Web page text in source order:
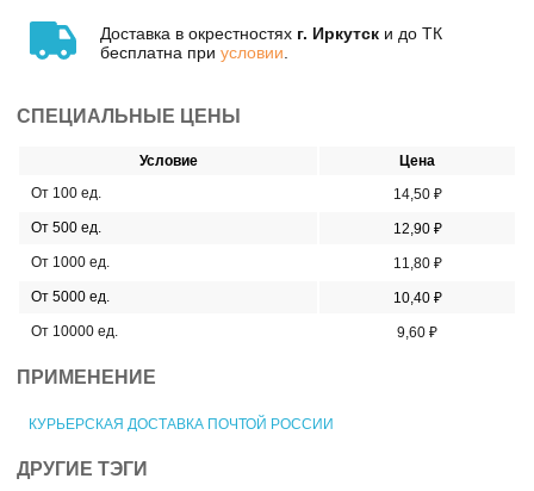
Доставка в окрестностях г. Иркутск и до ТК
бесплатна при условии
СПЕЦИАЛЬНЫЕ ЦЕНЫ
Условие
Цена
От 100 ед.
14,50 ₽
От 500 ед.
12,90 ₽
От 1000 ед.
11,80 ₽
От 5000 ед.
10,40 ₽
От 10000 ед.
9,60 ₽
ПРИМЕНЕНИЕ
КУРЬЕРСКАЯ ДОСТАВКА ПОЧТОЙ РОССИИ
ДРУГИЕ ТЭГИ